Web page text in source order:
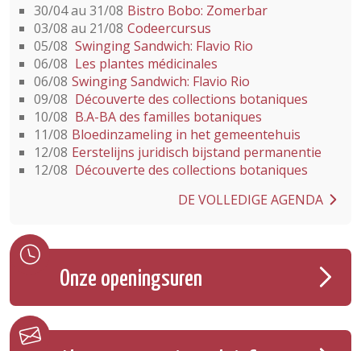
30/04 au 31/08 Bistro Bobo: Zomerbar
03/08 au 21/08 Codeercursus
05/08 Swinging Sandwich: Flavio Rio
06/08 Les plantes médicinales
06/08 Swinging Sandwich: Flavio Rio
09/08 Découverte des collections botaniques
10/08 B.A-BA des familles botaniques
11/08 Bloedinzameling in het gemeentehuis
12/08 Eerstelijns juridisch bijstand permanentie
12/08 Découverte des collections botaniques
DE VOLLEDIGE AGENDA
Onze openingsuren